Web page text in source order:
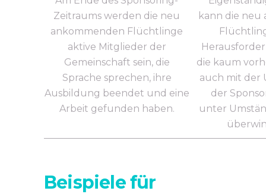
Zeitraums werden die neu
ankommenden Flüchtlinge
aktive Mitglieder der
Gemeinschaft sein, die
Sprache sprechen, ihre
Ausbildung beendet und eine
Arbeit gefunden haben.
kann die neu
die kaum
auch mit der
der
unter
Beispiele für